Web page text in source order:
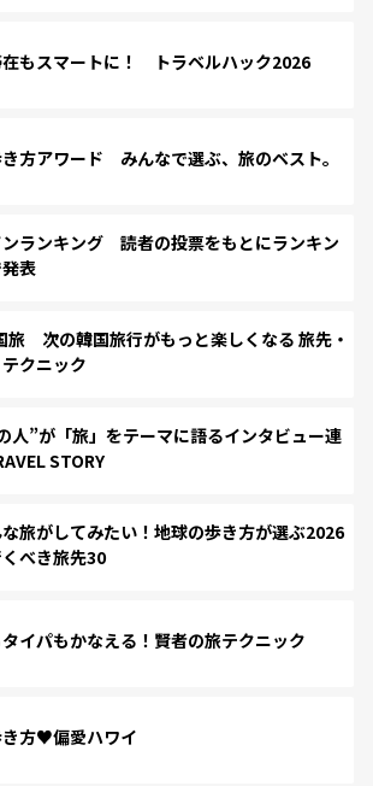
もスマートに！ トラベルハック2026
方アワード みんなで選ぶ、旅のベスト。
ランキング 読者の投票をもとにランキン
表
旅 次の韓国旅行がもっと楽しくなる 旅先・
クニック
人”が「旅」をテーマに語るインタビュー連
STORY
旅がしてみたい！地球の歩き方が選ぶ2026
べき旅先30
イパもかなえる！賢者の旅テクニック
方♥偏愛ハワイ